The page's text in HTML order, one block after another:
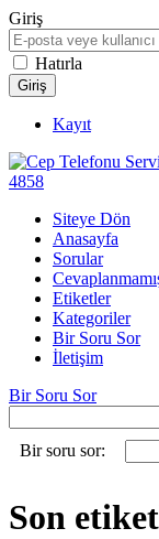
Giriş
Hatırla
Kayıt
Siteye Dön
Anasayfa
Sorular
Etiketler
Kategoriler
Bir Soru Sor
İletişim
Bir Soru Sor
Bir soru sor:
Son